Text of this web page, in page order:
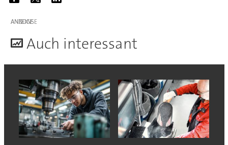
ANZEIGE
Auch interessant